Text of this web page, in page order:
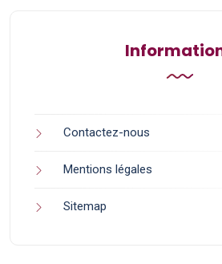
Contactez-nous
Mentions légales
Sitemap